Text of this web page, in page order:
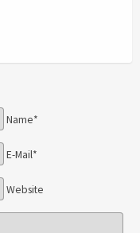
Name*
E-Mail*
Website